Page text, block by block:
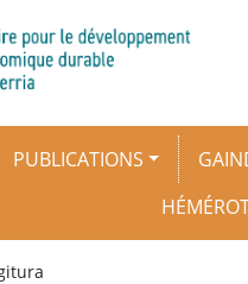
PUBLICATIONS